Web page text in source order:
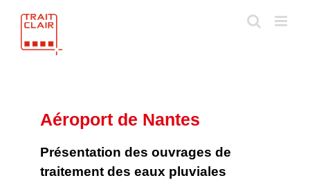
Aéroport de Nantes
Présentation des ouvrages de
traitement des eaux pluviales